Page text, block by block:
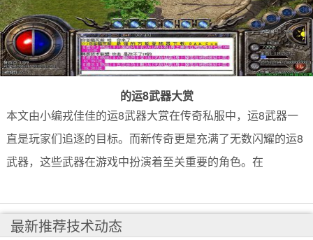
的运8武器大赏
本文由小编戎佳佳的运8武器大赏在传奇私服中，运8武器一
直是玩家们追逐的目标。而新传奇更是充满了无数闪耀的运8
武器，这些武器在游戏中扮演着至关重要的角色。在
最新推荐技术动态